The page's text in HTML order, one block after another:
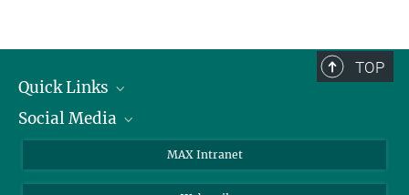
TOP
Quick Links
Forschungsgruppen
Social Media
MAX Intranet